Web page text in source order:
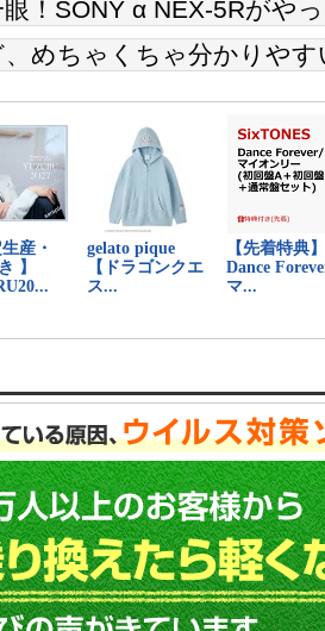
！SONY α NEX-5Rがや
めちゃくちゃ分かりや